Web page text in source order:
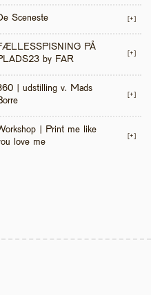
Sceneste [+]
PÅ
by FAR
[+]
| udstilling v. Mads
[+]
| Print me like
love me
[+]